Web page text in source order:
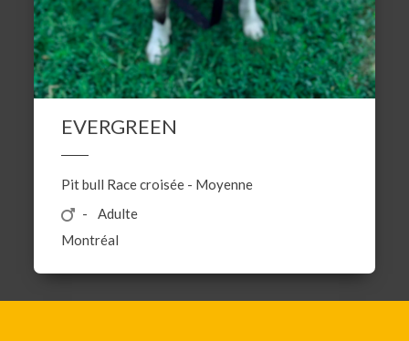
EVERGREEN
Pit bull Race croisée - Moyenne
Adulte
Montréal